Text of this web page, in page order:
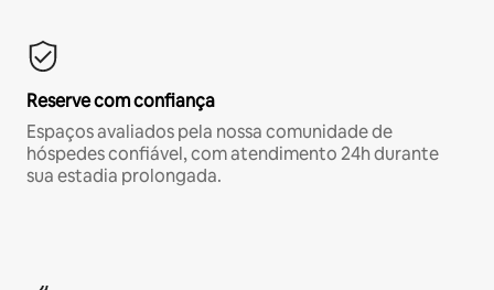
Reserve com confiança
Espaços avaliados pela nossa comunidade de
hóspedes confiável, com atendimento 24h durante
sua estadia prolongada.